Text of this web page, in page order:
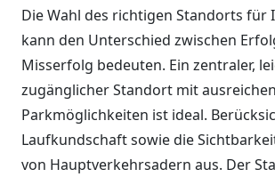
Die Wahl des richtigen Standorts für
kann den Unterschied zwischen
Misserfolg bedeuten. Ein zentraler,
zugänglicher Standort mit
Parkmöglichkeiten ist ideal.
Laufkundschaft sowie die
von Hauptverkehrsadern aus. Der